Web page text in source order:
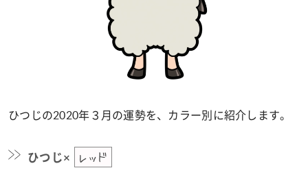
ひつじの2020年３月の運勢を、カラー別に紹介します。
ひつじ× レッド